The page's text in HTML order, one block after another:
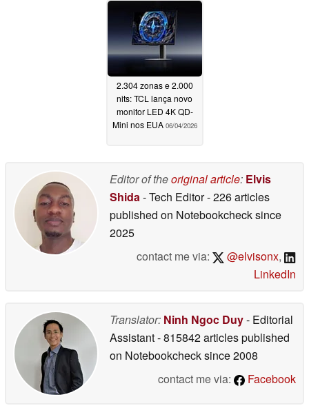
máximo de 2.000 nits
2.304 zonas e 2.000
nits: TCL lança novo
monitor LED 4K QD-
Mini nos EUA 06/04/2026
Editor of theoriginal article: Elvis
Shida- Tech Editor- 226 articles
published on Notebookchecksince
2025
contact me via:
@elvisonx,
LinkedIn
Translator: Ninh Ngoc Duy- Editorial
Assistant- 815842 articles published
on Notebookchecksince 2008
contact me via:
Facebook